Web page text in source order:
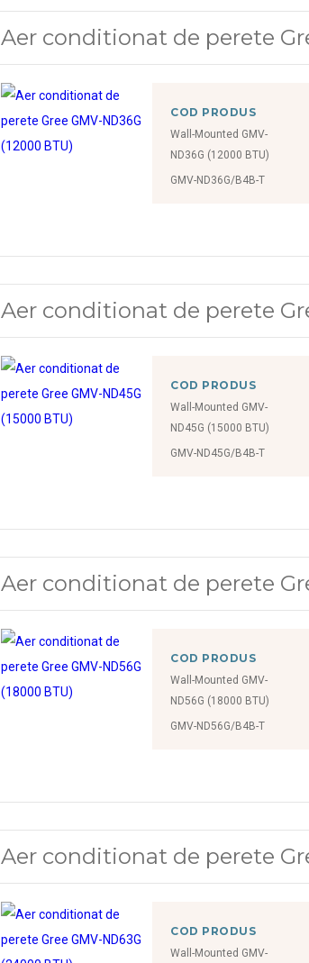
Aer conditionat de perete
COD PRODUS
Wall-Mounted GMV-
ND36G (12000 BTU)
GMV-ND36G/B4B-T
Aer conditionat de perete
COD PRODUS
Wall-Mounted GMV-
ND45G (15000 BTU)
GMV-ND45G/B4B-T
Aer conditionat de perete
COD PRODUS
Wall-Mounted GMV-
ND56G (18000 BTU)
GMV-ND56G/B4B-T
Aer conditionat de perete
COD PRODUS
Wall-Mounted GMV-